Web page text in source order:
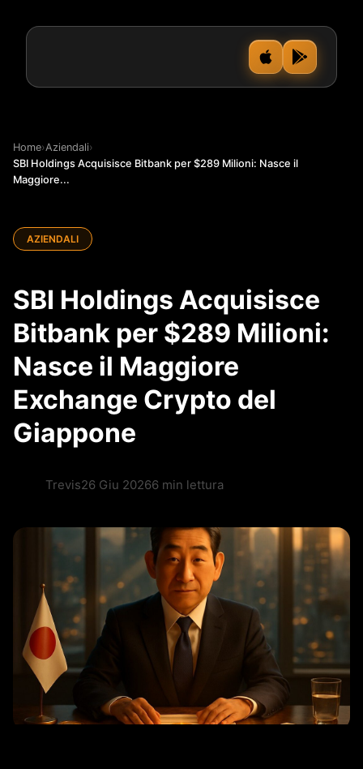
Home›Aziendali›
SBI Holdings Acquisisce Bitbank per $289 Milioni: Nasce il
Maggiore...
AZIENDALI
SBI Holdings Acquisisce
Bitbank per $289 Milioni:
Nasce il Maggiore
Exchange Crypto del
Giappone
Trevis26 Giu 20266 min lettura